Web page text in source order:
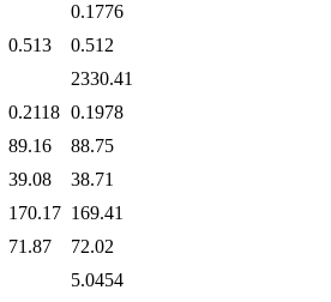
0.1776
0.513
0.512
2330.41
0.2118 0.1978
89.16
88.75
39.08
38.71
170.17 169.41
71.87
72.02
5.0454